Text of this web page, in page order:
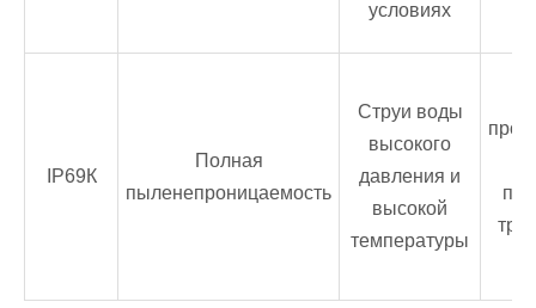
условиях
IP69К
Полная
пыленепроницаемость
Струи воды
высокого
давления и
высокой
температуры